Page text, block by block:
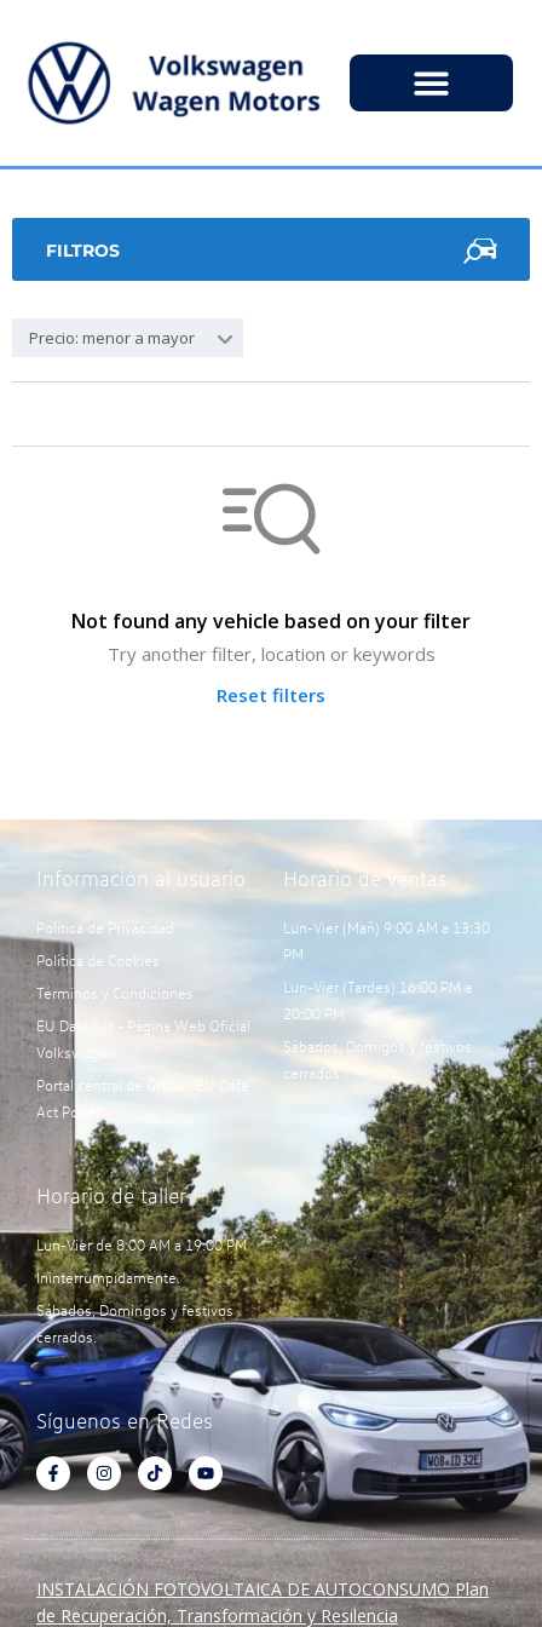
FILTROS
Precio: menor a mayor
Not found any vehicle based on your filter
Try another filter, location or keywords
Reset filters
Información al usuario
Política de Privacidad
Política de Cookies
Términos y Condiciones
EU Data Act - Página Web Oficial
Volkswagen
Portal central de Grupo “EU Data
Act Portal”:
Horario de ventas
Lun-Vier (Mañ) 9:00 AM a 13:30
PM
Lun-Vier (Tardes) 16:00 PM a
20:00 PM
Sábados, Domigos y festivos
cerrados.
Horario de taller
Lun-Vier de 8:00 AM a 19:00 PM
Ininterrumpidamente.
Sábados, Domingos y festivos
cerrados.
Síguenos en Redes
INSTALACIÓN FOTOVOLTAICA DE AUTOCONSUMO Plan
de Recuperación, Transformación y Resilencia